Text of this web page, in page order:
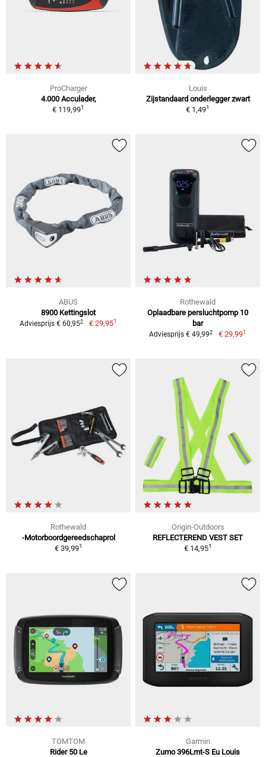
ProCharger
4.000 Acculader,
€ 119,991
Louis
Zijstandaard onderlegger zwart
€ 1,491
ABUS
8900 Kettingslot
Adviesprijs € 60,952 € 29,951
Rothewald
Oplaadbare persluchtpomp 10
bar
Adviesprijs € 49,992 € 29,991
Rothewald
-Motorboordgereedschaprol
€ 39,991
Origin-Outdoors
REFLECTEREND VEST SET
€ 14,951
TOMTOM
Rider 50 Le
Garmin
Zumo 396Lmt-S Eu Louis